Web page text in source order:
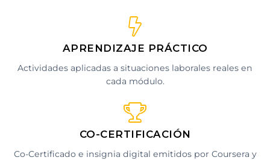
APRENDIZAJE PRÁCTICO
Actividades aplicadas a situaciones laborales reales en
cada módulo.
CO-CERTIFICACIÓN
Co-Certificado e insignia digital emitidos por Coursera y